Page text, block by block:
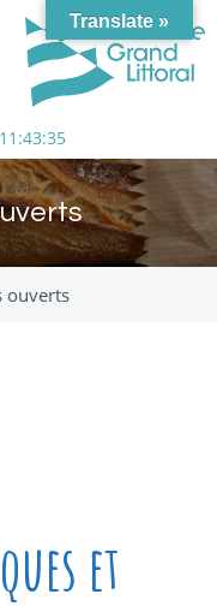
11:43:34
ouverts
et
Translate »